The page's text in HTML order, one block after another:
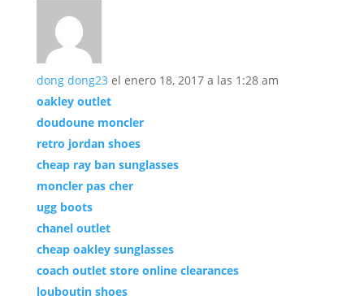
dong dong23 el enero 18, 2017 a las 1:28 am
oakley outlet
doudoune moncler
retro jordan shoes
cheap ray ban sunglasses
moncler pas cher
ugg boots
chanel outlet
cheap oakley sunglasses
coach outlet store online clearances
louboutin shoes